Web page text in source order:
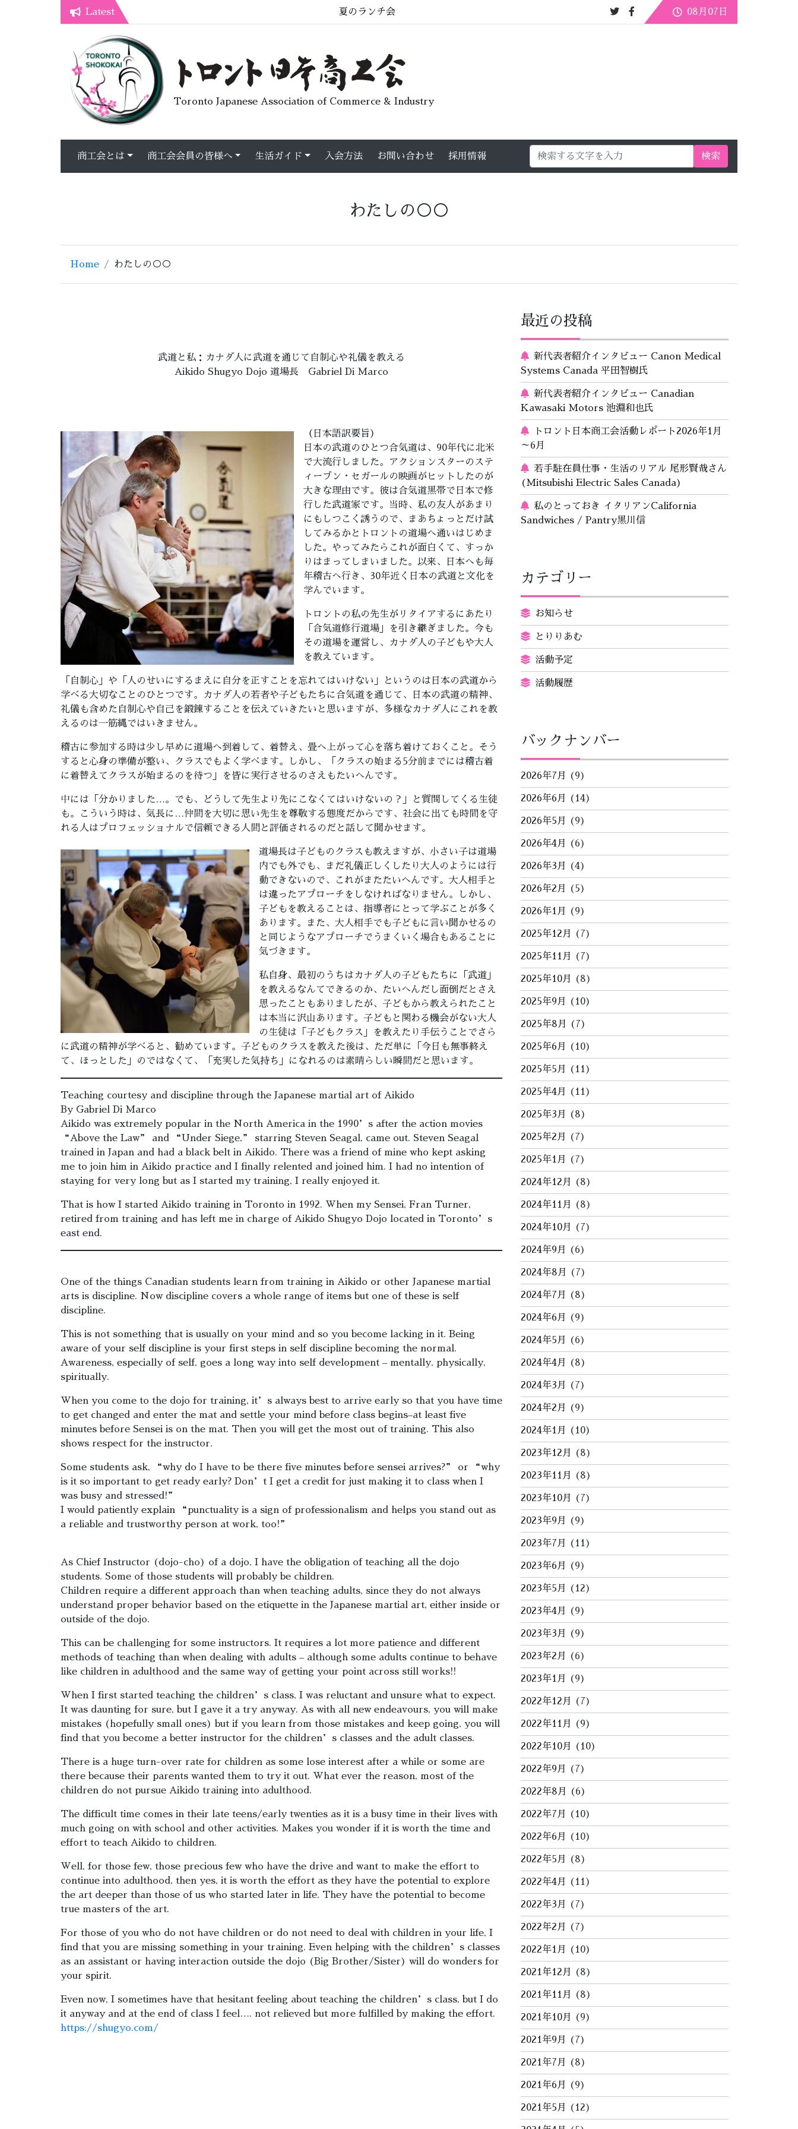
Latest
7月オープンライブラリーカフェ
トロント生活不安疑問質問懇談会
夏のランチ会 08月07日
Toronto Japanese Association of Commerce & Industry
検索
商工会とは 商工会会員の皆様へ 生活ガイド 入会方法 お問い合わせ 採用情報
わたしの○○
Home わたしの○○
武道と私：カナダ人に武道を通じて自制心や礼儀を教える
Aikido Shugyo Dojo 道場長 Gabriel Di Marco
（日本語訳要旨）
日本の武道のひとつ合気道は、90年代に北米
で大流行しました。アクションスターのステ
ィーブン・セガールの映画がヒットしたのが
大きな理由です。彼は合気道黒帯で日本で修
行した武道家です。当時、私の友人があまり
にもしつこく誘うので、まあちょっとだけ試
してみるかとトロントの道場へ通いはじめま
した。やってみたらこれが面白くて、すっか
りはまってしまいました。以来、日本へも毎
年稽古へ行き、30年近く日本の武道と文化を
学んでいます。
トロントの私の先生がリタイアするにあたり
「合気道修行道場」を引き継ぎました。今も
その道場を運営し、カナダ人の子どもや大人
を教えています。
「自制心」や「人のせいにするまえに自分を正すことを忘れてはいけない」というのは日本の武道から
学べる大切なことのひとつです。カナダ人の若者や子どもたちに合気道を通じて、日本の武道の精神、
礼儀も含めた自制心や自己を鍛錬することを伝えていきたいと思いますが、多様なカナダ人にこれを教
えるのは一筋縄ではいきません。
稽古に参加する時は少し早めに道場へ到着して、着替え、畳へ上がって心を落ち着けておくこと。そう
すると心身の準備が整い、クラスでもよく学べます。しかし、「クラスの始まる5分前までには稽古着
に着替えてクラスが始まるのを待つ」を皆に実行させるのさえもたいへんです。
中には「分かりました…。でも、どうして先生より先にこなくてはいけないの？」と質問してくる生徒
も。こういう時は、気長に…仲間を大切に思い先生を尊敬する態度だからです、社会に出ても時間を守
れる人はプロフェッショナルで信頼できる人間と評価されるのだと話して聞かせます。
道場長は子どものクラスも教えますが、小さい子は道場
内でも外でも、まだ礼儀正しくしたり大人のようには行
動できないので、これがまたたいへんです。大人相手と
は違ったアプローチをしなければなりません。しかし、
子どもを教えることは、指導者にとって学ぶことが多く
あります。また、大人相手でも子どもに言い聞かせるの
と同じようなアプローチでうまくいく場合もあることに
気づきます。
私自身、最初のうちはカナダ人の子どもたちに「武道」
を教えるなんてできるのか、たいへんだし面倒だとさえ
思ったこともありましたが、子どもから教えられたこと
は本当に沢山あります。子どもと関わる機会がない大人
の生徒は「子どもクラス」を教えたり手伝うことでさら
に武道の精神が学べると、勧めています。子どものクラスを教えた後は、ただ単に「今日も無事終え
て、ほっとした」のではなくて、「充実した気持ち」になれるのは素晴らしい瞬間だと思います。
Teaching courtesy and discipline through the Japanese martial art of Aikido
By Gabriel Di Marco
Aikido was extremely popular in the North America in the 1990’s after the action movies
“Above the Law” and “Under Siege,” starring Steven Seagal, came out. Steven Seagal
trained in Japan and had a black belt in Aikido. There was a friend of mine who kept asking
me to join him in Aikido practice and I finally relented and joined him. I had no intention of
staying for very long but as I started my training, I really enjoyed it.
That is how I started Aikido training in Toronto in 1992. When my Sensei, Fran Turner,
retired from training and has left me in charge of Aikido Shugyo Dojo located in Toronto’s
east end.
One of the things Canadian students learn from training in Aikido or other Japanese martial
arts is discipline. Now discipline covers a whole range of items but one of these is self
discipline.
This is not something that is usually on your mind and so you become lacking in it. Being
aware of your self discipline is your first steps in self discipline becoming the normal.
Awareness, especially of self, goes a long way into self development – mentally, physically,
spiritually.
When you come to the dojo for training, it’s always best to arrive early so that you have time
to get changed and enter the mat and settle your mind before class begins–at least five
minutes before Sensei is on the mat. Then you will get the most out of training. This also
shows respect for the instructor.
Some students ask, “why do I have to be there five minutes before sensei arrives?” or “why
is it so important to get ready early? Don’t I get a credit for just making it to class when I
was busy and stressed!”
I would patiently explain “punctuality is a sign of professionalism and helps you stand out as
a reliable and trustworthy person at work, too!”
As Chief Instructor (dojo-cho) of a dojo, I have the obligation of teaching all the dojo
students. Some of those students will probably be children.
Children require a different approach than when teaching adults, since they do not always
understand proper behavior based on the etiquette in the Japanese martial art, either inside or
outside of the dojo.
This can be challenging for some instructors. It requires a lot more patience and different
methods of teaching than when dealing with adults – although some adults continue to behave
like children in adulthood and the same way of getting your point across still works!!
When I first started teaching the children’s class, I was reluctant and unsure what to expect.
It was daunting for sure, but I gave it a try anyway. As with all new endeavours, you will make
mistakes (hopefully small ones) but if you learn from those mistakes and keep going, you will
find that you become a better instructor for the children’s classes and the adult classes.
There is a huge turn-over rate for children as some lose interest after a while or some are
there because their parents wanted them to try it out. What ever the reason, most of the
children do not pursue Aikido training into adulthood.
The difficult time comes in their late teens/early twenties as it is a busy time in their lives with
much going on with school and other activities. Makes you wonder if it is worth the time and
effort to teach Aikido to children.
Well, for those few, those precious few who have the drive and want to make the effort to
continue into adulthood, then yes, it is worth the effort as they have the potential to explore
the art deeper than those of us who started later in life. They have the potential to become
true masters of the art.
For those of you who do not have children or do not need to deal with children in your life, I
find that you are missing something in your training. Even helping with the children’s classes
as an assistant or having interaction outside the dojo (Big Brother/Sister) will do wonders for
your spirit.
Even now, I sometimes have that hesitant feeling about teaching the children’s class, but I do
it anyway and at the end of class I feel…. not relieved but more fulfilled by making the effort.
https://shugyo.com/
最近の投稿
新代表者紹介インタビュー Canon Medical
Systems Canada 平田智樹氏
新代表者紹介インタビュー Canadian
Kawasaki Motors 池淵和也氏
トロント日本商工会活動レポート2026年1月
～6月
若手駐在員仕事・生活のリアル 尾形賢哉さん
(Mitsubishi Electric Sales Canada)
私のとっておき イタリアンCalifornia
Sandwiches / Pantry黒川信
カテゴリー
お知らせ
とりりあむ
活動予定
活動履歴
バックナンバー
2026年7月 (9)
2026年6月 (14)
2026年5月 (9)
2026年4月 (6)
2026年3月 (4)
2026年2月 (5)
2026年1月 (9)
2025年12月 (7)
2025年11月 (7)
2025年10月 (8)
2025年9月 (10)
2025年8月 (7)
2025年6月 (10)
2025年5月 (11)
2025年4月 (11)
2025年3月 (8)
2025年2月 (7)
2025年1月 (7)
2024年12月 (8)
2024年11月 (8)
2024年10月 (7)
2024年9月 (6)
2024年8月 (7)
2024年7月 (8)
2024年6月 (9)
2024年5月 (6)
2024年4月 (8)
2024年3月 (7)
2024年2月 (9)
2024年1月 (10)
2023年12月 (8)
2023年11月 (8)
2023年10月 (7)
2023年9月 (9)
2023年7月 (11)
2023年6月 (9)
2023年5月 (12)
2023年4月 (9)
2023年3月 (9)
2023年2月 (6)
2023年1月 (9)
2022年12月 (7)
2022年11月 (9)
2022年10月 (10)
2022年9月 (7)
2022年8月 (6)
2022年7月 (10)
2022年6月 (10)
2022年5月 (8)
2022年4月 (11)
2022年3月 (7)
2022年2月 (7)
2022年1月 (10)
2021年12月 (8)
2021年11月 (8)
2021年10月 (9)
2021年9月 (7)
2021年7月 (8)
2021年6月 (9)
2021年5月 (12)